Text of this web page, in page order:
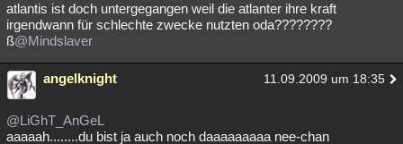
atlantis ist doch untergegangen weil die atlanter ihre kraft
irgendwann für schlechte zwecke nutzten oda????????
ß@Mindslaver
angelknight 11.09.2009 um 18:35
@LiGhT_AnGeL
aaaaah........du bist ja auch noch daaaaaaaaa nee-chan